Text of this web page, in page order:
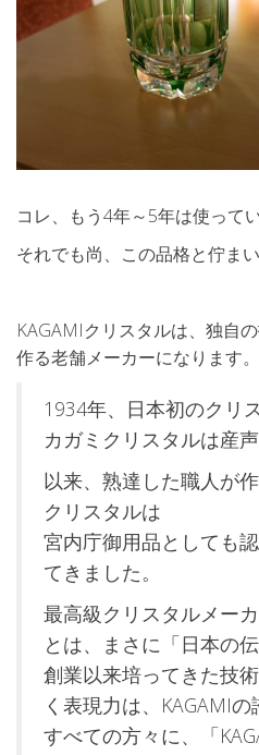
コレ、もう4年～5年は使って
それでも尚、この品格と佇ま
KAGAMIクリスタルは、独自
作る老舗メーカーになります。
1934年、日本初のクリ
カガミクリスタルは産
以来、熟達した職人が
クリスタルは
宮内庁御用品としても
てきました。
最高級クリスタルメー
とは、まさに「日本の伝
創業以来培ってきた技
く表現力は、KAGAMIの
すべての方々に、「